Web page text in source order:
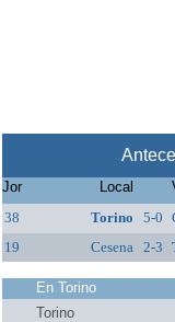
Jor Local
38
Torino 5-0
19
Cesena 2-3
En Torino
Torino